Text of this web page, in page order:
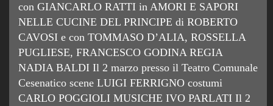
con GIANCARLO RATTI in AMORI E SAPORI
NELLE CUCINE DEL PRINCIPE di ROBERTO
CAVOSI e con TOMMASO D’ALIA, ROSSELLA
PUGLIESE, FRANCESCO GODINA REGIA
NADIA BALDI Il 2 marzo presso il Teatro Comunale
Cesenatico scene LUIGI FERRIGNO costumi
CARLO POGGIOLI MUSICHE IVO PARLATI Il 2